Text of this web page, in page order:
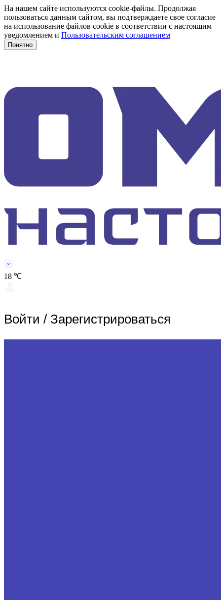
На нашем сайте используются cookie-файлы. Продолжая
пользоваться данным сайтом, вы подтверждаете свое согласие
на использование файлов cookie в соответствии с настоящим
уведомлением и Пользовательским соглашением
Понятно
18 ℃
Войти / Зарегистрироваться